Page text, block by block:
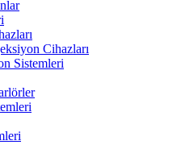
Cihazları
Sistemleri